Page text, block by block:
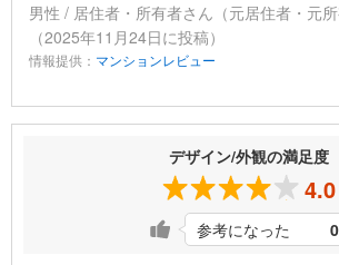
男性 / 居住者・所有者さん（元居住者・元所
（2025年11月24日に投稿）
情報提供： マンションレビュー
デザイン/外観の満足度
4.0
参考になった 0